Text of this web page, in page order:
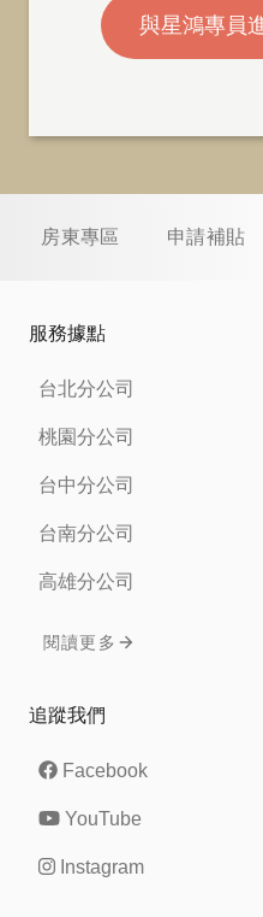
與星鴻專員
房東專區 申請補貼
服務據點
台北分公司
桃園分公司
台中分公司
台南分公司
高雄分公司
閱讀更多
追蹤我們
Facebook
YouTube
Instagram